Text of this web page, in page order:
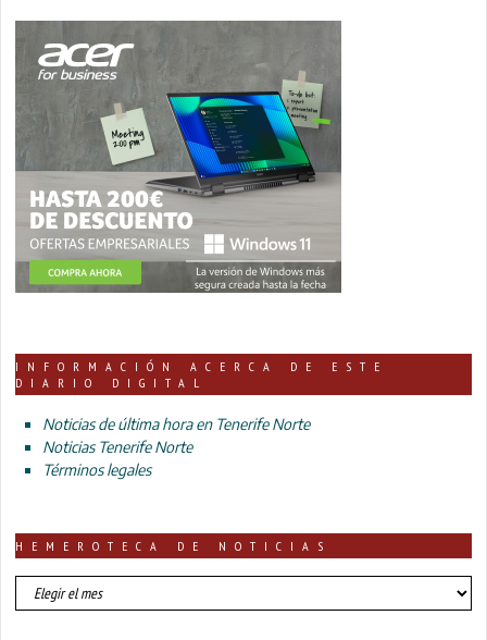
INFORMACIÓN ACERCA DE ESTE
DIARIO DIGITAL
Noticias de última hora en Tenerife Norte
Noticias Tenerife Norte
Términos legales
HEMEROTECA DE NOTICIAS
HEMEROTECA
DE